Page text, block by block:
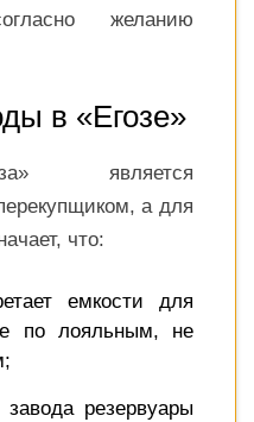
желанию
в «Егозе»
является
а для
что:
емкости для
по лояльным, не
резервуары